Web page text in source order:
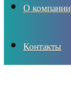
О компании
Контакты